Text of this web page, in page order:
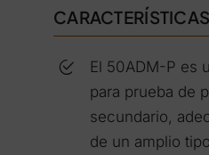
CARACTERÍSTICAS
El 50ADM-P es
para prueba de
secundario,
de un amplio